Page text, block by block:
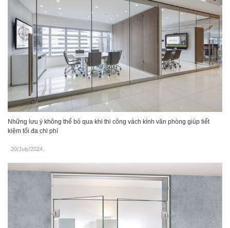
Những lưu ý không thể bỏ qua khi thi công vách kính văn phòng giúp tiết
kiệm tối đa chi phí
20/July/2024